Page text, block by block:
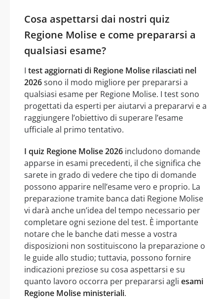
Cosa aspettarsi dai nostri quiz
Regione Molise e come prepararsi a
qualsiasi esame?
I test aggiornati di Regione Molise rilasciati nel
2026sono il modo migliore per prepararsi a
qualsiasi esame per Regione Molise. I test sono
progettati da esperti per aiutarvi a prepararvi e a
raggiungere l’obiettivo di superare l’esame
ufficiale al primo tentativo.
I quiz Regione Molise 2026 includono domande
apparse in esami precedenti, il che significa che
sarete in grado di vedere che tipo di domande
possono apparire nell’esame vero e proprio. La
preparazione tramite banca dati Regione Molise
vi darà anche un’idea del tempo necessario per
completare ogni sezione del test. È importante
notare che le banche dati messe a vostra
disposizioni non sostituiscono la preparazione o
le guide allo studio; tuttavia, possono fornire
indicazioni preziose su cosa aspettarsi e su
quanto lavoro occorra per prepararsi agli esami
Regione Molise ministeriali.